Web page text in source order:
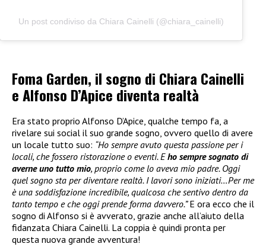
Un post condiviso da Chiara Cainelli (@chiara_cainelli)
Foma Garden, il sogno di Chiara Cainelli
e Alfonso D’Apice diventa realtà
Era stato proprio Alfonso D’Apice, qualche tempo fa, a
rivelare sui social il suo grande sogno, ovvero quello di avere
un locale tutto suo: “Ho sempre avuto questa passione per i
locali, che fossero ristorazione o eventi. Eho sempre sognato di
averne uno tutto mio, proprio come lo aveva mio padre. Oggi
quel sogno sta per diventare realtà. I lavori sono iniziati…Per me
è una soddisfazione incredibile, qualcosa che sentivo dentro da
tanto tempo e che oggi prende forma davvero.”E ora ecco che il
sogno di Alfonso si è avverato, grazie anche all’aiuto della
fidanzata Chiara Cainelli. La coppia è quindi pronta per
questa nuova grande avventura!